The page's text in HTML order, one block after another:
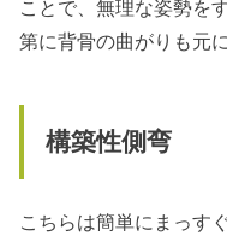
ことで、無理な姿勢を
第に背骨の曲がりも元
構築性側弯
こちらは簡単にまっす